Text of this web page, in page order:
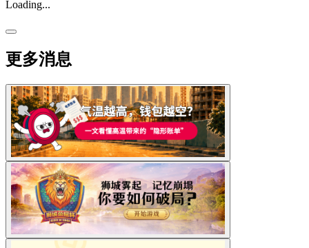
Loading...
更多消息